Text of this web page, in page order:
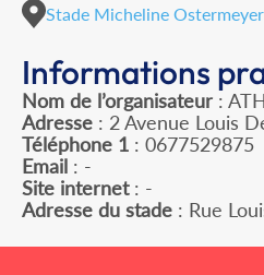
Stade Micheline
Informations
Nom de l’organisateur :
Adresse : 2 Avenue Louis
Téléphone 1 : 0677529875
Email : -
Site internet: -
Adresse du stade : Rue